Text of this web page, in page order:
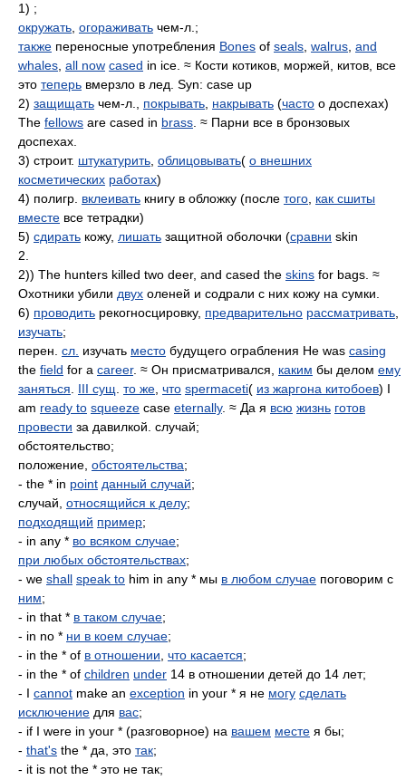
1) ;
окружать огораживать чем-л.;
также переносные употребления Bones of seals walrus and
whales all now cased in ice. ≈ Кости котиков, моржей, китов, все
это теперь вмерзло в лед. Syn: case up
2) защищать чем-л., покрывать накрывать (часто о доспехах)
The fellows are cased in brass . ≈ Парни все в бронзовых
доспехах.
3) строит. штукатурить облицовывать( о внешних
косметических работах)
4) полигр. вклеивать книгу в обложку (после того как сшиты
вместе все тетрадки)
5) сдирать кожу, лишать защитной оболочки (сравни skin
2.
2)) The hunters killed two deer, and cased the skins for bags. ≈
Охотники убили двух оленей и содрали с них кожу на сумки.
6) проводить рекогносцировку, предварительно рассматривать
изучать;
перен. сл. изучать место будущего ограбления He was casing
the field for a career. ≈ Он присматривался, каким бы делом ему
заняться
III сущ то же что spermaceti( из жаргона китобоев) I
am ready to squeeze case eternally. ≈ Да я всю жизнь готов
провести за давилкой. случай;
обстоятельство;
положение, обстоятельства;
- the * in point данный случай;
случай, относящийся к делу;
подходящий пример;
- in any * во всяком случае;
при любых обстоятельствах;
- we shall speak to him in any * мы в любом случае поговорим с
ним;
- in that * в таком случае;
- in no * ни в коем случае;
- in the * of в отношении что касается;
- in the * of children under 14 в отношении детей до 14 лет;
- I cannot make an exception in your * я не могу сделать
исключение для вас;
- if I were in your * (разговорное) на вашем месте я бы;
- that's the * да, это так;
- it is not the * это не так;